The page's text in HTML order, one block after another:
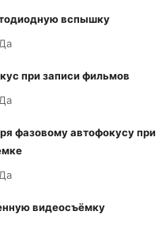
вспышку
Да
при записи фильмов
Да
фазовому автофокусу при
Да
видеосъёмку